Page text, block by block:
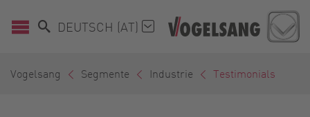
DEUTSCH (AT)
Vogelsang Segmente Industrie Testimonials